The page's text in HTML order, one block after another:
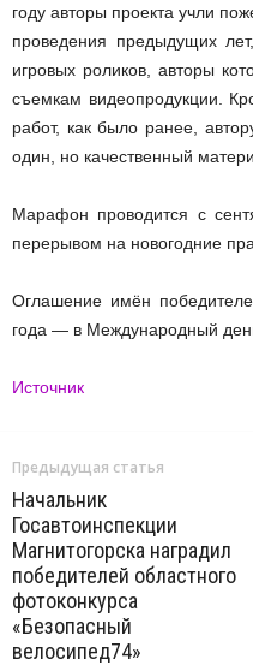
году авторы проекта учли
проведения предыдущих
игровых роликов, авторы
съемкам видеопродукции.
работ, как было ранее,
один, но качественный
Марафон проводится с
перерывом на новогодние
Оглашение имён
года — в Международный
Источник
Предыдущая статья
Начальник
Госавтоинспекции
Магнитогорска наградил
победителей областного
фотоконкурса
«Безопасный
велосипед74»